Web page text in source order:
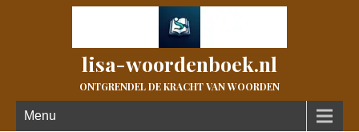
lisa-woordenboek.nl
ONTGRENDEL DE KRACHT VAN WOORDEN
Menu